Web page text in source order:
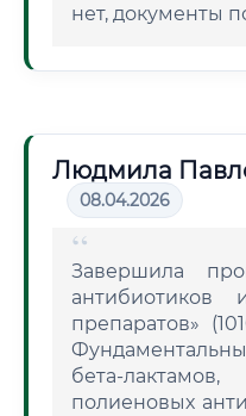
нет, документы
Людмила
08.04.2026
Завершила
антибиотиков
препаратов»
бета-
полиеновых